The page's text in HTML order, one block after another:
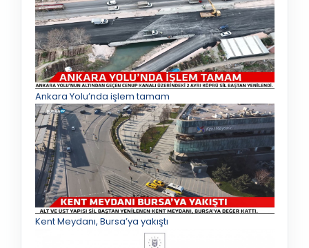
Ankara Yolu’nda işlem tamam
Kent Meydanı, Bursa’ya yakıştı